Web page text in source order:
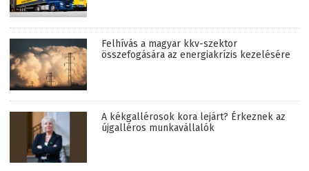
Felhívás a magyar kkv-szektor
összefogására az energiakrízis kezelésére
A kékgallérosok kora lejárt? Érkeznek az
újgalléros munkavállalók